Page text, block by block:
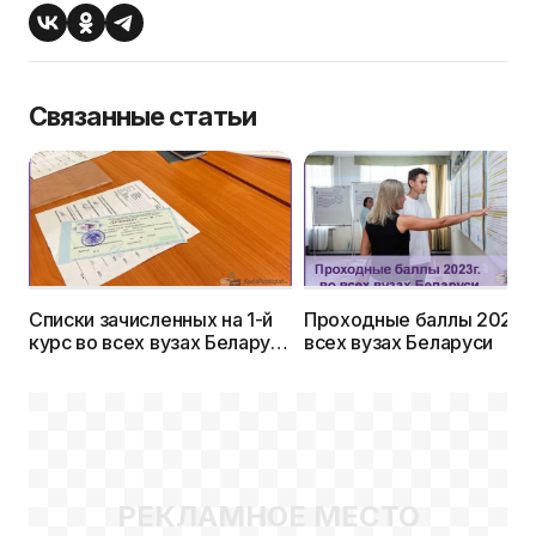
Связанные статьи
Списки зачисленных на 1-й
курс во всех вузах Беларуси
Проходные баллы
всех вузах Беларуси
РЕКЛАМНОЕ МЕСТО